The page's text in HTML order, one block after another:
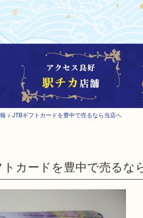
> JTBギフトカードを豊中で売るなら当店へ
カードを豊中で売るな